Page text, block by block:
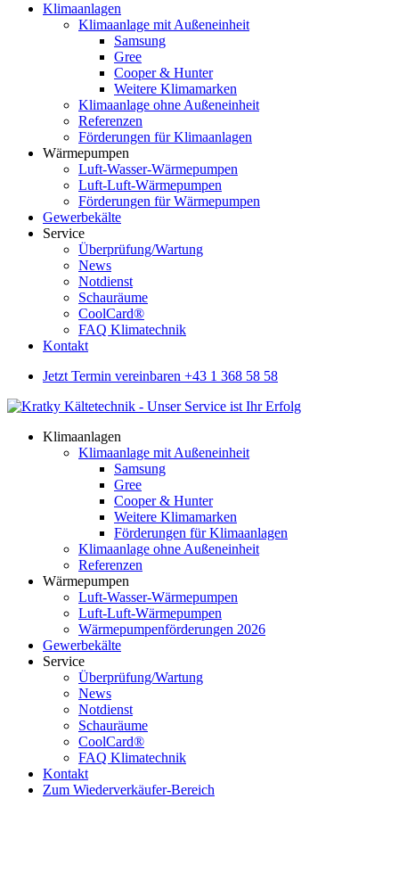
Klimaanlagen
Klimaanlage mit Außeneinheit
Samsung
Gree
Cooper & Hunter
Weitere Klimamarken
Klimaanlage ohne Außeneinheit
Referenzen
Förderungen für Klimaanlagen
Wärmepumpen
Luft-Wasser-Wärmepumpen
Luft-Luft-Wärmepumpen
Förderungen für Wärmepumpen
Gewerbekälte
Service
Überprüfung/Wartung
News
Notdienst
Schauräume
CoolCard®
FAQ Klimatechnik
Kontakt
Jetzt Termin vereinbaren +43 1 368 58 58
Klimaanlagen
Klimaanlage mit Außeneinheit
Samsung
Gree
Cooper & Hunter
Weitere Klimamarken
Förderungen für Klimaanlagen
Klimaanlage ohne Außeneinheit
Referenzen
Wärmepumpen
Luft-Wasser-Wärmepumpen
Luft-Luft-Wärmepumpen
Wärmepumpenförderungen 2026
Gewerbekälte
Service
Überprüfung/Wartung
News
Notdienst
Schauräume
CoolCard®
FAQ Klimatechnik
Kontakt
Zum Wiederverkäufer-Bereich